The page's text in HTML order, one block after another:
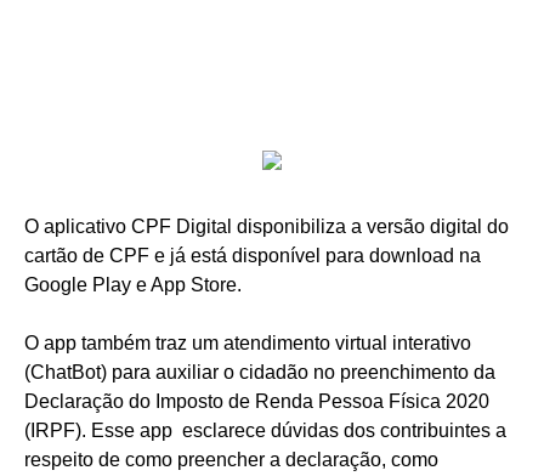
O aplicativo CPF Digital disponibiliza a versão digital do
cartão de CPF e já está disponível para download na
Google Play e App Store.
O app também traz um atendimento virtual interativo
(ChatBot) para auxiliar o cidadão no preenchimento da
Declaração do Imposto de Renda Pessoa Física 2020
(IRPF). Esse app esclarece dúvidas dos contribuintes a
respeito de como preencher a declaração, como